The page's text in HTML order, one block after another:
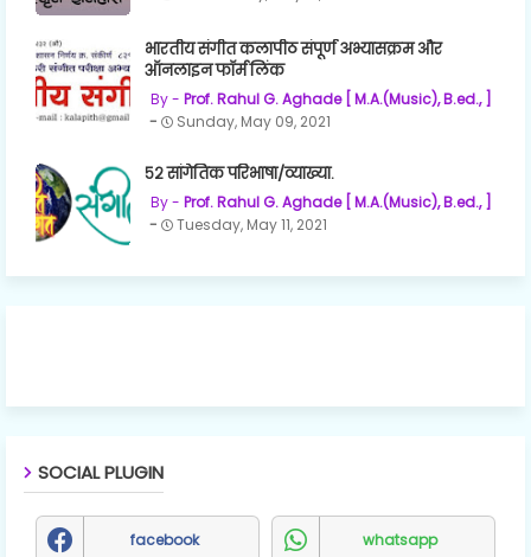
भारतीय संगीत कलापीठ संपूर्ण अभ्यासक्रम और
ऑनलाइन फॉर्म लिंक
Prof. Rahul G. Aghade [ M.A.(Music), B.ed., ]
Sunday, May 09, 2021
५२ सांगेतिक परिभाषा/व्याख्या.
Prof. Rahul G. Aghade [ M.A.(Music), B.ed., ]
Tuesday, May 11, 2021
SOCIAL PLUGIN
facebook whatsapp